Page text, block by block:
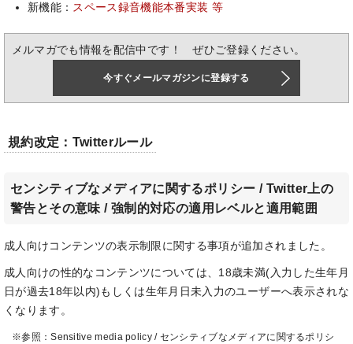
新機能： スペース録音機能本番実装 等
メルマガでも情報を配信中です！ ぜひご登録ください。
今すぐメールマガジンに登録する
規約改定：Twitterルール
センシティブなメディアに関するポリシー / Twitter上の
警告とその意味 / 強制的対応の適用レベルと適用範囲
成人向けコンテンツの表示制限に関する事項が追加されました。
成人向けの性的なコンテンツについては、18歳未満(入力した生年月
日が過去18年以内)もしくは生年月日未入力のユーザーへ表示されな
くなります。
※参照：Sensitive media policy / センシティブなメディアに関するポリシ